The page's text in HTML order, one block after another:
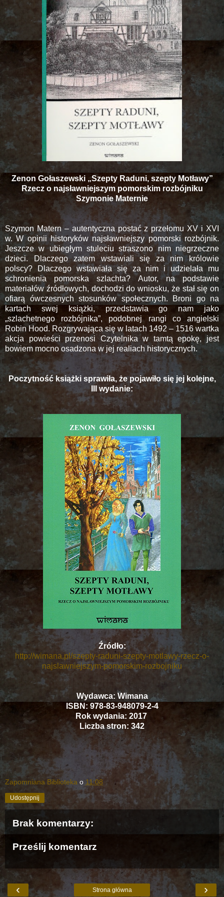
Zenon Gołaszewski „Szepty Raduni, szepty Motławy”
Rzecz o najsławniejszym pomorskim rozbójniku
Szymonie Maternie
Szymon Matern – autentyczna postać z przełomu XV i XVI
w. W opinii historyków najsławniejszy pomorski rozbójnik.
Jeszcze w ubiegłym stuleciu straszono nim niegrzeczne
dzieci. Dlaczego zatem wstawiali się za nim królowie
polscy? Dlaczego wstawiała się za nim i udzielała mu
schronienia pomorska szlachta? Autor, na podstawie
materiałów źródłowych, dochodzi do wniosku, że stał się on
ofiarą ówczesnych stosunków społecznych. Broni go na
kartach swej książki, przedstawia go nam jako
„szlachetnego rozbójnika”, podobnej rangi co angielski
Robin Hood. Rozgrywająca się w latach 1492 – 1516 wartka
akcja powieści przenosi Czytelnika w tamtą epokę, jest
bowiem mocno osadzona w jej realiach historycznych.
Poczytność książki sprawiła, że pojawiło się jej kolejne,
III wydanie:
Źródło:
http://wimana.pl/szepty-raduni-szepty-motlawy-rzecz-o-
najslawniejszym-pomorskim-rozbojniku
Wydawca: Wimana
ISBN: 978-83-948079-2-4
Rok wydania: 2017
Liczba stron: 342
Zapomniana Biblioteka o 11:08
Udostępnij
Brak komentarzy:
Prześlij komentarz
‹ ›
Strona główna